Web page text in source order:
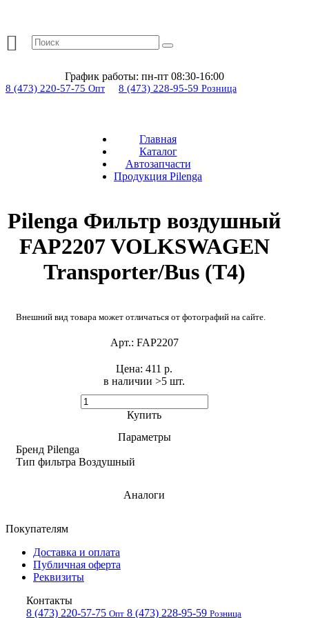
График работы: пн-пт 08:30-16:00
8 (473) 220-57-75 Опт 8 (473) 228-95-59 Розница
Главная
Каталог
Автозапчасти
Продукция Pilenga
Pilenga Фильтр воздушный
FAP2207 VOLKSWAGEN
Transporter/Bus (T4)
Внешний вид товара может отличаться от фотографий на сайте.
Арт.: FAP2207
в наличии >5 шт. ​
Цена: 411 р.
Купить
Параметры
Бренд Pilenga
Тип фильтра Воздушный
Аналоги
Покупателям
Доставка и оплата
Публичная оферта
Реквизиты
Контакты
8 (473) 220-57-75 Опт 8 (473) 228-95-59 Розница